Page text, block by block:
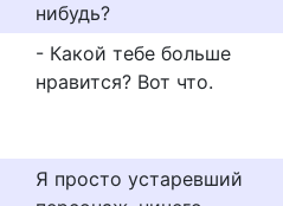
нибудь?
- Какой тебе больше
нравится? Вот что.
Я просто устаревший